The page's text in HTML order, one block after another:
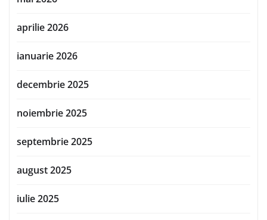
aprilie 2026
ianuarie 2026
decembrie 2025
noiembrie 2025
septembrie 2025
august 2025
iulie 2025